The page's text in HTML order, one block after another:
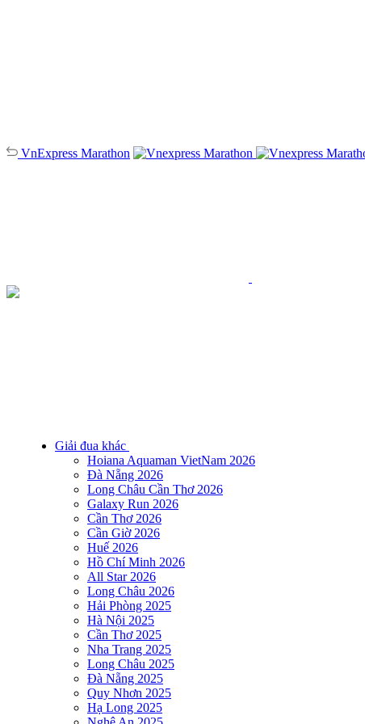
VnExpress Marathon
Giải đua khác
Hoiana Aquaman VietNam 2026
Đà Nẵng 2026
Long Châu Cần Thơ 2026
Galaxy Run 2026
Cần Thơ 2026
Cần Giờ 2026
Huế 2026
Hồ Chí Minh 2026
All Star 2026
Long Châu 2026
Hải Phòng 2025
Hà Nội 2025
Cần Thơ 2025
Nha Trang 2025
Long Châu 2025
Đà Nẵng 2025
Quy Nhơn 2025
Hạ Long 2025